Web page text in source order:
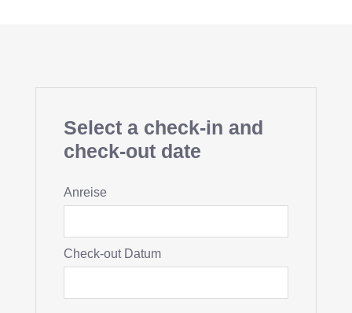
Select a check-in and
check-out date
Anreise
Check-out Datum